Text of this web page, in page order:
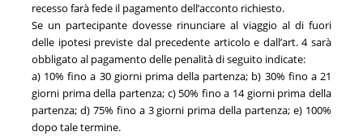
recesso farà fede il pagamento dell’acconto richiesto.
Se un partecipante dovesse rinunciare al viaggio al di fuori
delle ipotesi previste dal precedente articolo e dall’art. 4 sarà
obbligato al pagamento delle penalità di seguito indicate:
a) 10% fino a 30 giorni prima della partenza; b) 30% fino a 21
giorni prima della partenza; c) 50% fino a 14 giorni prima della
partenza; d) 75% fino a 3 giorni prima della partenza; e) 100%
dopo tale termine.